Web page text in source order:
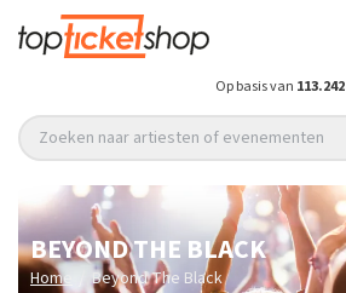
Op basis van 113.242
Zoeken naar artiesten of evenementen
BEYOND THE BLACK
Home Beyond The Black